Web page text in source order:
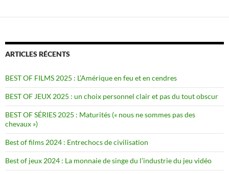
ARTICLES RÉCENTS
BEST OF FILMS 2025 : L’Amérique en feu et en cendres
BEST OF JEUX 2025 : un choix personnel clair et pas du tout obscur
BEST OF SÉRIES 2025 : Maturités (« nous ne sommes pas des
chevaux »)
Best of films 2024 : Entrechocs de civilisation
Best of jeux 2024 : La monnaie de singe du l’industrie du jeu vidéo